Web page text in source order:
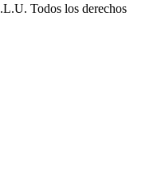
Todos los derechos